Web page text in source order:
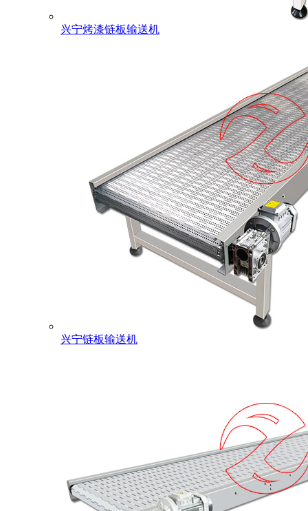
兴宁烤漆链板输送机
兴宁链板输送机